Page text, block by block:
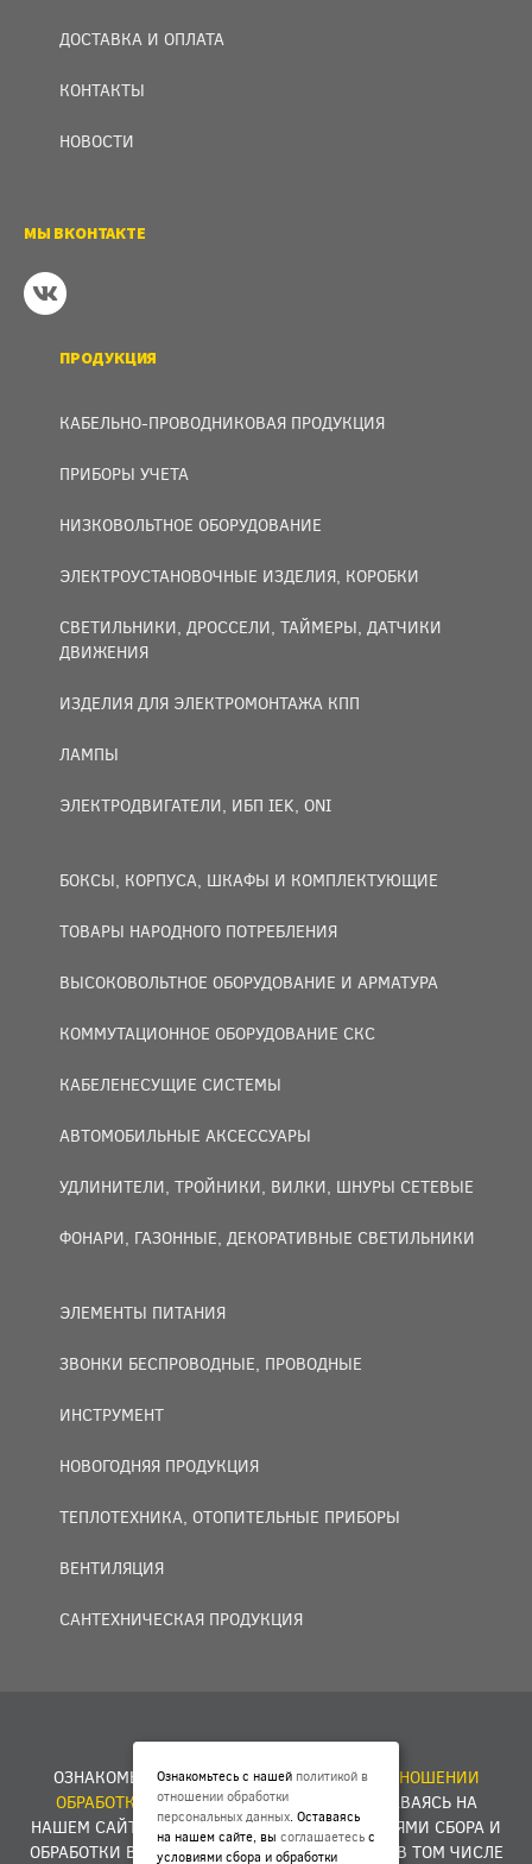
ДОСТАВКА И ОПЛАТА
КОНТАКТЫ
НОВОСТИ
МЫ ВКОНТАКТЕ
ПРОДУКЦИЯ
КАБЕЛЬНО-ПРОВОДНИКОВАЯ ПРОДУКЦИЯ
ПРИБОРЫ УЧЕТА
НИЗКОВОЛЬТНОЕ ОБОРУДОВАНИЕ
ЭЛЕКТРОУСТАНОВОЧНЫЕ ИЗДЕЛИЯ, КОРОБКИ
СВЕТИЛЬНИКИ, ДРОССЕЛИ, ТАЙМЕРЫ, ДАТЧИКИ
ДВИЖЕНИЯ
ИЗДЕЛИЯ ДЛЯ ЭЛЕКТРОМОНТАЖА КПП
ЛАМПЫ
ЭЛЕКТРОДВИГАТЕЛИ, ИБП IEK, ONI
БОКСЫ, КОРПУСА, ШКАФЫ И КОМПЛЕКТУЮЩИЕ
ТОВАРЫ НАРОДНОГО ПОТРЕБЛЕНИЯ
ВЫСОКОВОЛЬТНОЕ ОБОРУДОВАНИЕ И АРМАТУРА
КОММУТАЦИОННОЕ ОБОРУДОВАНИЕ СКС
КАБЕЛЕНЕСУЩИЕ СИСТЕМЫ
АВТОМОБИЛЬНЫЕ АКСЕССУАРЫ
УДЛИНИТЕЛИ, ТРОЙНИКИ, ВИЛКИ, ШНУРЫ СЕТЕВЫЕ
ФОНАРИ, ГАЗОННЫЕ, ДЕКОРАТИВНЫЕ СВЕТИЛЬНИКИ
ЭЛЕМЕНТЫ ПИТАНИЯ
ЗВОНКИ БЕСПРОВОДНЫЕ, ПРОВОДНЫЕ
ИНСТРУМЕНТ
НОВОГОДНЯЯ ПРОДУКЦИЯ
ТЕПЛОТЕХНИКА, ОТОПИТЕЛЬНЫЕ ПРИБОРЫ
ВЕНТИЛЯЦИЯ
САНТЕХНИЧЕСКАЯ ПРОДУКЦИЯ
ОЗНАКОМЬТЕСЬ С НАШЕЙПОЛИТИКОЙ В ОТНОШЕНИИ
ОБРАБОТКИ ПЕРСОНАЛЬНЫХ ДАННЫХ
. ОСТАВАЯСЬ НА
НАШЕМ САЙТЕ, ВЫСОГЛАШАЕТЕСЬС УСЛОВИЯМИ СБОРА И
ОБРАБОТКИ ВАШИХ ПЕРСОНАЛЬНЫХ ДАННЫХ, В ТОМ ЧИСЛЕ
Ознакомьтесь с нашей политикой в
отношении обработки
персональных данных. Оставаясь
на нашем сайте, вы соглашаетесь с
условиями сбора и обработки